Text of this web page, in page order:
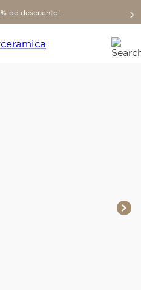
de descuento!